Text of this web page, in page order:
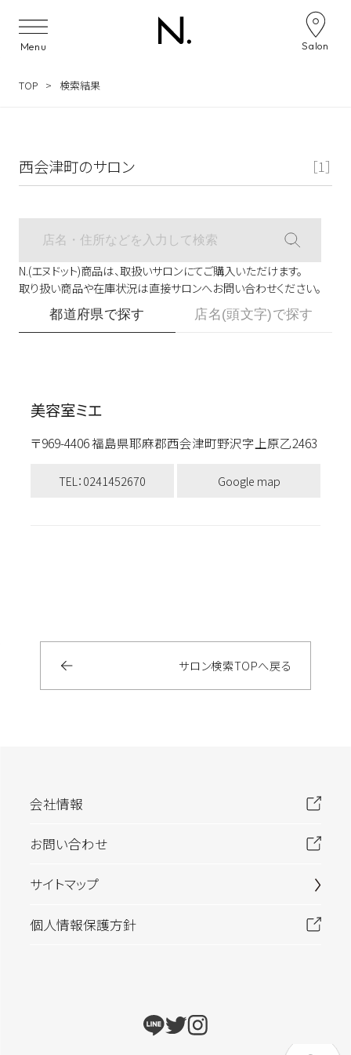
Menu Salon
TOP 検索結果
西会津町のサロン ［1］
N.(エヌドット)商品は、取扱いサロンにてご購入いただけます。
取り扱い商品や在庫状況は直接サロンへお問い合わせください。
都道府県で探す 店名(頭文字)で探す
美容室ミエ
〒969-4406 福島県耶麻郡西会津町野沢字上原乙2463
TEL：0241452670 Google map
サロン検索ナビゲーション
サロン検索TOPへ戻る
会社情報
お問い合わせ
サイトマップ
個人情報保護方針